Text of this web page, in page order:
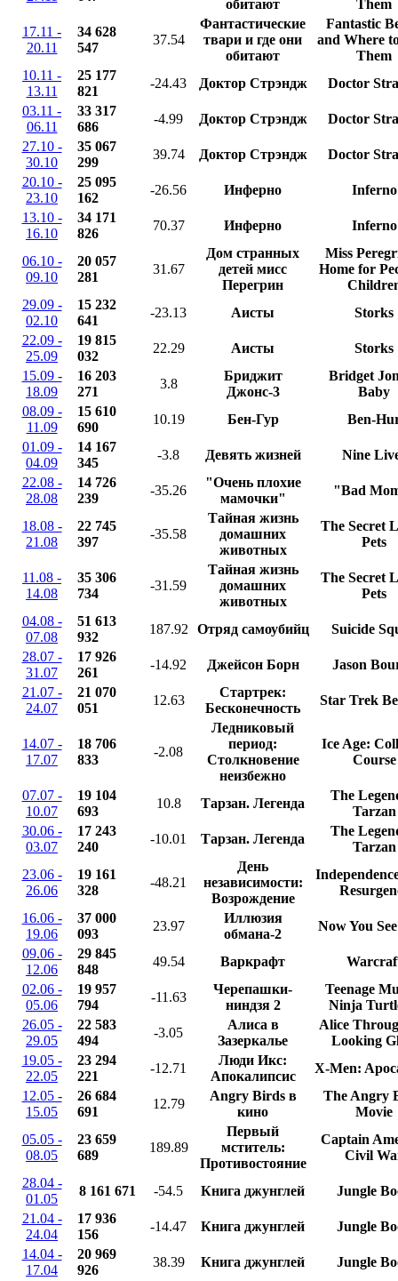
обитают
Them
17.11 -
20.11
34 628
547
37.54
Фантастические
твари и где они
обитают
Fantastic
and Where
Them
10.11 -
13.11
25 177
821
-24.43 Доктор Стрэндж
Doctor
03.11 -
06.11
33 317
686
-4.99 Доктор Стрэндж
Doctor
27.10 -
30.10
35 067
299
39.74 Доктор Стрэндж
Doctor
20.10 -
23.10
25 095
162
-26.56 Инферно
Inferno
13.10 -
16.10
34 171
826
70.37 Инферно Inferno
06.10 -
09.10
20 057
281
31.67
Дом странных
детей мисс
Перегрин
Miss
Home for
29.09 -
02.10
15 232
641
-23.13 Аисты
Storks
22.09 -
25.09
19 815
032
22.29 Аисты
Storks
15.09 -
18.09
16 203
271
3.8
Бриджит
Джонс-3
Bridget
Baby
08.09 -
11.09
15 610
690
10.19 Бен-Гур
Ben-
01.09 -
04.09
14 167
345
-3.8 Девять жизней
Nine
22.08 -
28.08
14 726
239
-35.26
"Очень плохие
мамочки"
"Bad
18.08 -
21.08
22 745
397
-35.58
Тайная жизнь
домашних
животных
The Secret
Pets
11.08 -
14.08
35 306
734
-31.59
Тайная жизнь
домашних
животных
The Secret
Pets
04.08 -
07.08
51 613
932
187.92 Отряд самоубийц
Suicide
28.07 -
31.07
17 926
261
-14.92 Джейсон Борн
Jason
21.07 -
24.07
21 070
051
12.63
Стартрек:
Бесконечность
Star Trek
14.07 -
17.07
18 706
833
-2.08
Ледниковый
период:
Столкновение
неизбежно
Ice Age:
Course
07.07 -
10.07
19 104
693
10.8 Тарзан. Легенда
The
Tarzan
30.06 -
03.07
17 243
240
-10.01 Тарзан. Легенда
The
Tarzan
23.06 -
26.06
19 161
328
-48.21
День
независимости:
Возрождение
16.06 -
19.06
37 000
093
23.97
Иллюзия
обмана-2
Now You
09.06 -
12.06
29 845
848
49.54 Варкрафт
02.06 -
05.06
19 957
794
-11.63
Черепашки-
ниндзя 2
Teenage
Ninja
26.05 -
29.05
22 583
494
-3.05
Алиса в
Зазеркалье
Alice
Looking
19.05 -
22.05
23 294
221
-12.71
Люди Икс:
Апокалипсис
X-Men:
12.05 -
15.05
26 684
691
12.79
Angry Birds в
кино
The Angry
Movie
05.05 -
08.05
23 659
689
189.89
Первый
мститель:
Противостояние
Captain
Civil
28.04 -
01.05
8 161 671 -54.5 Книга джунглей
Jungle
21.04 -
24.04
17 936
156
-14.47 Книга джунглей
Jungle
14.04 -
17.04
20 969
926
38.39 Книга джунглей
Jungle